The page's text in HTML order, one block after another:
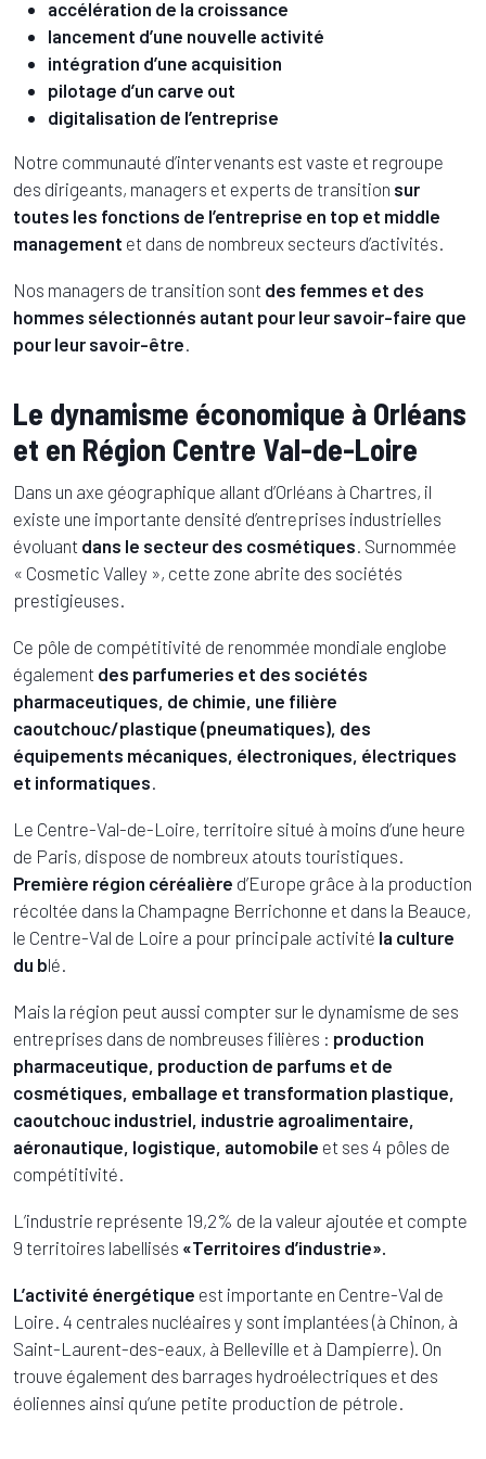
accélération de la croissance
lancement d’une nouvelle activité
intégration d’une acquisition
pilotage d’un carve out
digitalisation de l’entreprise
Notre communauté d’intervenants est vaste et regroupe
des dirigeants, managers et experts de transition sur
toutes les fonctions de l’entreprise en top et middle
management et dans de nombreux secteurs d’activités.
Nos managers de transition sont des femmes et des
hommes sélectionnés autant pour leur savoir-faire que
pour leur savoir-être.
Le dynamisme économique à Orléans
et en Région Centre Val-de-Loire
Dans un axe géographique allant d’Orléans à Chartres, il
existe une importante densité d’entreprises industrielles
évoluant dans le secteur des cosmétiques. Surnommée
« Cosmetic Valley », cette zone abrite des sociétés
prestigieuses.
Ce pôle de compétitivité de renommée mondiale englobe
également des parfumeries et des sociétés
pharmaceutiques, de chimie, une filière
caoutchouc/plastique (pneumatiques), des
équipements mécaniques, électroniques, électriques
et informatiques.
Le Centre-Val-de-Loire, territoire situé à moins d’une heure
de Paris, dispose de nombreux atouts touristiques.
Première région céréalière d’Europe grâce à la production
récoltée dans la Champagne Berrichonne et dans la Beauce,
le Centre-Val de Loire a pour principale activité la culture
du blé.
Mais la région peut aussi compter sur le dynamisme de ses
entreprises dans de nombreuses filières : production
pharmaceutique, production de parfums et de
cosmétiques, emballage et transformation plastique,
caoutchouc industriel, industrie agroalimentaire,
aéronautique, logistique, automobile et ses 4 pôles de
compétitivité.
L’industrie représente 19,2% de la valeur ajoutée et compte
9 territoires labellisés «Territoires d’industrie».
L’activité énergétique est importante en Centre-Val de
Loire. 4 centrales nucléaires y sont implantées (à Chinon, à
Saint-Laurent-des-eaux, à Belleville et à Dampierre). On
trouve également des barrages hydroélectriques et des
éoliennes ainsi qu’une petite production de pétrole.